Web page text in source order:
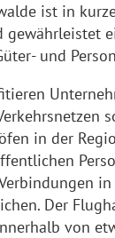
ist in
gewährleistet
und
in der
Der
von